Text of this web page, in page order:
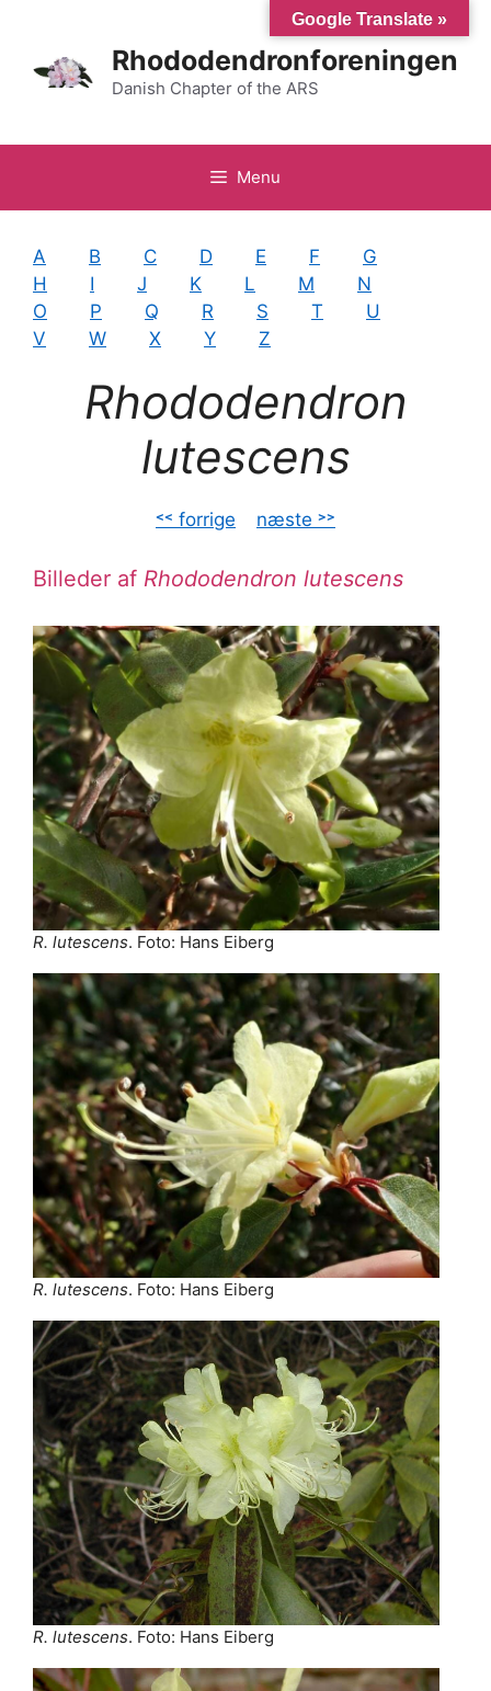
indhold
Rhododendronforeningen
Danish Chapter of the ARS
Menu
A B C D E F
G
H
I J K L M
N
O
P Q R S T
U
V
W X Y Z
Rhododendron
lutescens
˂˂ forrige næste ˃˃
Billeder af Rhododendron lutescens
R. lutescens. Foto: Hans Eiberg
R. lutescens. Foto: Hans Eiberg
R. lutescens. Foto: Hans Eiberg
Google Translate »